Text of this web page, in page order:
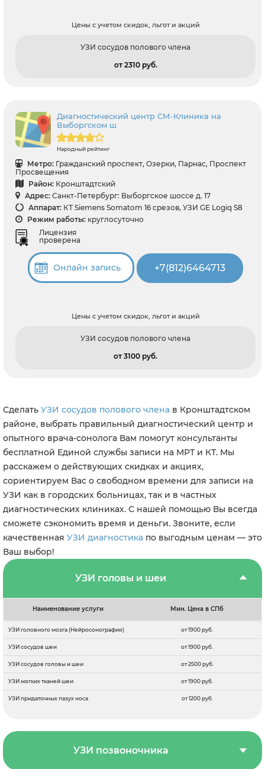
Цены с учетом скидок, льгот и акций
УЗИ сосудов полового члена
от 2310 pуб.
Диагностический центр СМ-Клиника на
Выборгском ш
Народный рейтинг
Метро: Гражданский проспект, Озерки, Парнас, Проспект
Просвещения
Район: Кронштадтский
Адрес: Санкт-Петербург: Выборгское шоссе д. 17
Аппарат: КТ Siemens Somatom 16 срезов, УЗИ GE Logiq S8
Режим работы: круглосуточно
Лицензия
проверена
Онлайн запись +7(812)6464713
Цены с учетом скидок, льгот и акций
УЗИ сосудов полового члена
от 3100 pуб.
Сделать УЗИ сосудов полового члена в Кронштадтском
районе, выбрать правильный диагностический центр и
опытного врача-сонолога Вам помогут консультанты
бесплатной Единой службы записи на МРТ и КТ. Мы
расскажем о действующих скидках и акциях,
сориентируем Вас о свободном времени для записи на
УЗИ как в городских больницах, так и в частных
диагностических клиниках. С нашей помощью Вы всегда
сможете сэкономить время и деньги. Звоните, если
качественная УЗИ диагностика по выгодным ценам — это
Ваш выбор!
УЗИ головы и шеи
Наименование услуги Мин. Цена в СПб
УЗИ головного мозга (Нейросонография) от 1900 руб.
УЗИ сосудов шеи от 1900 руб.
УЗИ сосудов головы и шеи от 2500 руб.
УЗИ мягких тканей шеи от 1900 руб.
УЗИ придаточных пазух носа от 1200 руб.
УЗИ позвоночника